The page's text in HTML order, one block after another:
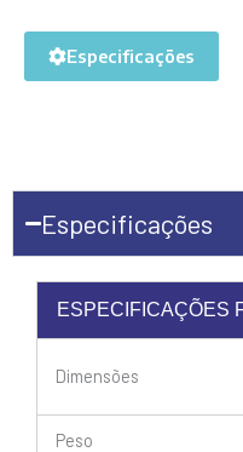
Especificações
Especificações
ESPECIFICAÇÕES
Dimensões
Peso